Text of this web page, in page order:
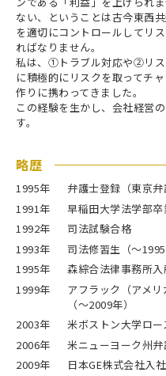
ない、ということは古今東西
を適切にコントロールしてリ
ればなりません。
私は、①トラブル対応や②リ
に積極的にリスクを取ってチ
作りに携わってきました。
この経験を生かし、会社経営
す。
略歴
1995年
弁護士登録（東京
1991年
早稲田大学法学部卒
1992年
司法試験合格
1993年
司法修習生（～1995
1995年
森綜合法律事務所入
1999年
アフラック（アメ
（～2009年）
2003年
米ボストン大学ロ
2006年
米ニューヨーク州
2009年
日本GE株式会社入社